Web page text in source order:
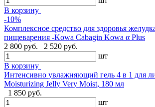
В корзину
-10%
Комплексное средство для здоровья
пищеварения -Kowa Cabagin Kowa α Plus
2 800 руб.
2 520 руб.
шт
В корзину
Интенсивно увлажняющий гель 4 в 1 для
Moisturizing Jelly Very Moist, 180 мл
1 850 руб.
шт